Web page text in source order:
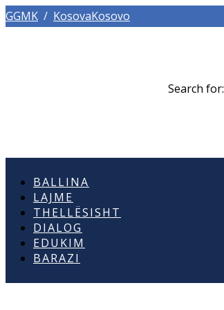
GGMK / KosovaKosovo
Search for:
BALLINA
LAJME
THELLËSISHT
DIALOG
EDUKIM
BARAZI